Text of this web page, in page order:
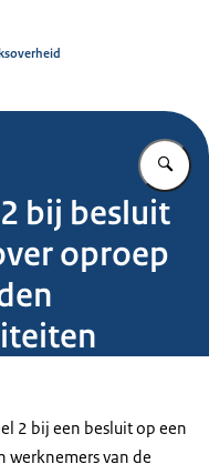
bij besluit
oproep
2 bij een besluit op een
werknemers van de